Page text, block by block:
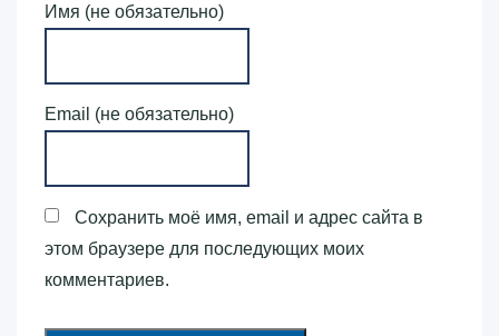
Имя (не обязательно)
Email (не обязательно)
Сохранить моё имя, email и адрес сайта в
этом браузере для последующих моих
комментариев.